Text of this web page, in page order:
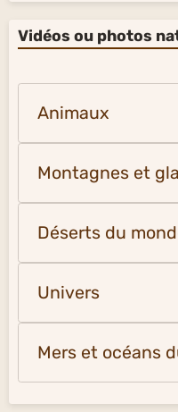
Vidéos ou photos
Animaux
Montagnes et
Déserts du
Univers
Mers et océans